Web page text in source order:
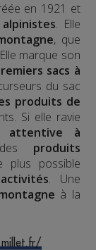
en 1921 et
. Elle
, que
Elle marque son
sacs à
du sac
produits de
Si elle ravie
attentive à
produits
possible
. Une
à la